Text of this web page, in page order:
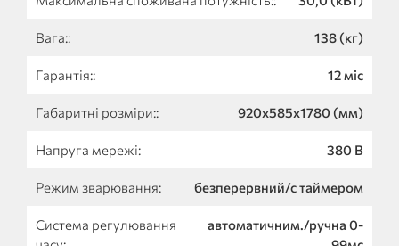
Вага:: 138 (кг)
Гарантія:: 12 міс
Габаритні розміри:: 920х585х1780 (мм)
Напруга мережі: 380 В
Режим зварювання: безперервний/с таймером
Система регулювання
автоматичним./ручна 0-